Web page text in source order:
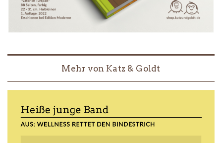
Mehr von Katz & Goldt